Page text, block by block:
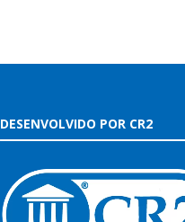
DESENVOLVIDO POR CR2